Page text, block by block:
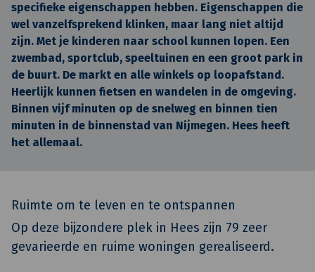
specifieke eigenschappen hebben. Eigenschappen die
wel vanzelfsprekend klinken, maar lang niet altijd
zijn. Met je kinderen naar school kunnen lopen. Een
zwembad, sportclub, speeltuinen en een groot park in
de buurt. De markt en alle winkels op loopafstand.
Heerlijk kunnen fietsen en wandelen in de omgeving.
Binnen vijf minuten op de snelweg en binnen tien
minuten in de binnenstad van Nijmegen. Hees heeft
het allemaal.
Ruimte om te leven en te ontspannen
Op deze bijzondere plek in Hees zijn 79 zeer
gevarieerde en ruime woningen gerealiseerd.